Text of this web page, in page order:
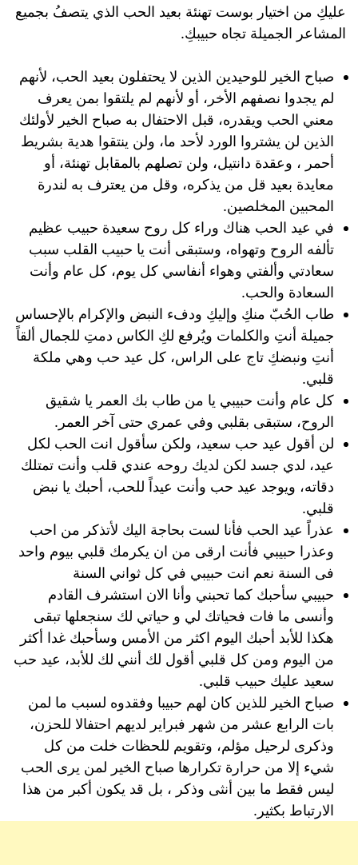
عليكِ من اختيار بوست تهنئة بعيد الحب الذي يتصفُ بجميع
المشاعر الجميلة تجاه حبيبكِ.
صباح الخير للوحيدين الذين لا يحتفلون بعيد الحب، لأنهم
لم يجدوا نصفهم الأخر، أو لأنهم لم يلتقوا بمن يعرف
معني الحب ويقدره، قبل الاحتفال به صباح الخير لأولئك
الذين لن يشتروا الورد لأحد ما، ولن ينتقوا هدية بشريط
أحمر ، وعقدة دانتيل، ولن تصلهم بالمقابل تهنئة، أو
معايدة بعيد قل من يذكره، وقل من يعترف به لندرة
المحبين المخلصين.
في عيد الحب هناك وراء كل روح سعيدة حبيب عظيم
تألفه الروح وتهواه، وستبقى أنت يا حبيب القلب سبب
سعادتي وألفتي وهواء أنفاسي كل يوم، كل عام وأنت
السعادة والحب.
طاب الحُبّ منكِ وإليكِ ودفء النبض والإكرام بالإحساس
جميلة أنتِ والكلمات ويُرفع لكِ الكاس دمتِ للجمال ألقاً
أنتِ ونبضكِ تاج على الراس، كل عيد حب وهي ملكة
قلبي.
كل عام وأنت حبيبي يا من طاب بك العمر يا شقيق
الروح، ستبقى بقلبي وفي عمري حتى آخر العمر.
لن أقول عيد حب سعيد، ولكن سأقول انت الحب لكل
عيد، لدي جسد لكن لديك روحه عندي قلب وأنت تمتلك
دقاته، ويوجد عيد حب وأنت عيداً للحب، أحبك يا نبض
قلبي.
عذراً عيد الحب فأنا لست بحاجة اليك لأتذكر من احب
وعذرا حبيبي فأنت ارقى من ان يكرمك قلبي بيوم واحد
فى السنة نعم انت حبيبي في كل ثواني السنة
حبيبي سأحبك كما تحبني وأنا الان استشرف القادم
وأنسى ما فات فحياتك لي و حياتي لك سنجعلها تبقى
هكذا للأبد أحبك اليوم اكثر من الأمس وسأحبك غدا أكثر
من اليوم ومن كل قلبي أقول لك أنني لك للأبد، عيد حب
سعيد عليك حبيب قلبي.
صباح الخير للذين كان لهم حبيبا وفقدوه لسبب ما لمن
بات الرابع عشر من شهر فبراير لديهم احتفالا للحزن،
وذكرى لرحيل مؤلم، وتقويم للحظات خلت من كل
شيء إلا من حرارة تكرارها صباح الخير لمن يرى الحب
ليس فقط ما بين أنثى وذكر ، بل قد يكون أكبر من هذا
الارتباط بكثير.